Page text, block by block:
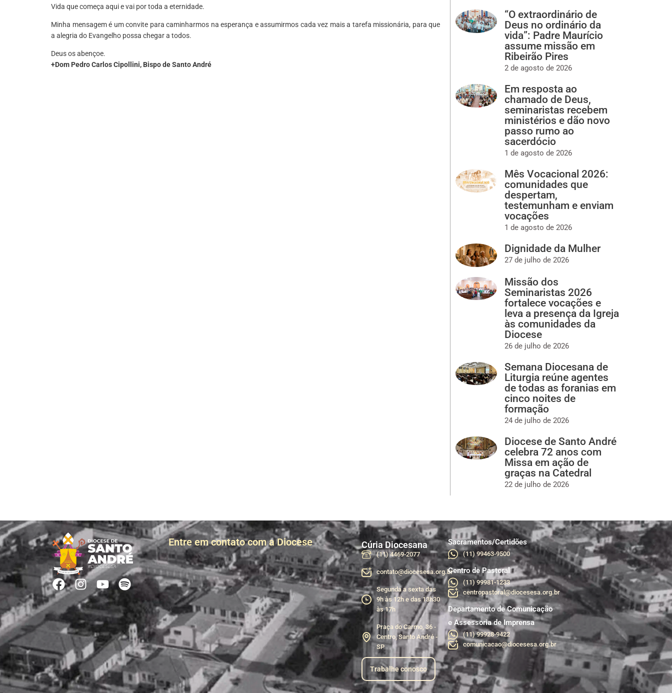
Vida que começa aqui e vai por toda a eternidade.
Minha mensagem é um convite para caminharmos na esperança e assumirmos cada vez mais a tarefa missionária, para que
a alegria do Evangelho possa chegar a todos.
Deus os abençoe.
+Dom Pedro Carlos Cipollini, Bispo de Santo André
“O extraordinário de
Deus no ordinário da
vida”: Padre Maurício
assume missão em
Ribeirão Pires
2 de agosto de 2026
Em resposta ao
chamado de Deus,
seminaristas recebem
ministérios e dão novo
passo rumo ao
sacerdócio
1 de agosto de 2026
Mês Vocacional 2026:
comunidades que
despertam,
testemunham e enviam
vocações
1 de agosto de 2026
Dignidade da Mulher
27 de julho de 2026
Missão dos
Seminaristas 2026
fortalece vocações e
leva a presença da Igreja
às comunidades da
Diocese
26 de julho de 2026
Semana Diocesana de
Liturgia reúne agentes
de todas as foranias em
cinco noites de
formação
24 de julho de 2026
Diocese de Santo André
celebra 72 anos com
Missa em ação de
graças na Catedral
22 de julho de 2026
Entre em contato com a Diocese Cúria Diocesana
(11) 4469-2077
contato@diocesesa.org.br
Segunda a sexta das
9h às 12h e das 13h30
às 17h
Praça do Carmo, 36 -
Centro, Santo André -
SP
Trabalhe conosco
Sacramentos/Certidões
(11) 99463-9500
Centro de Pastoral
(11) 99981-1233
centropastoral@diocesesa.org.br
Departamento de Comunicação
e Assessoria de Imprensa
(11) 99928-9422
comunicacao@diocesesa.org.br